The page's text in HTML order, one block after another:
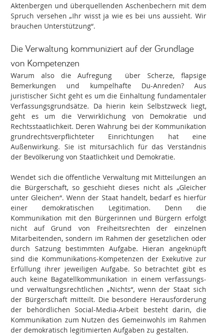
Aktenbergen und überquellenden Aschenbechern mit dem
Spruch versehen „Ihr wisst ja wie es bei uns aussieht. Wir
brauchen Unterstützung“.
Die Verwaltung kommuniziert auf der Grundlage
von Kompetenzen
Warum also die Aufregung über Scherze, flapsige
Bemerkungen und kumpelhafte Du-Anreden? Aus
juristischer Sicht geht es um die Einhaltung fundamentaler
Verfassungsgrundsätze. Da hierin kein Selbstzweck liegt,
geht es um die Verwirklichung von Demokratie und
Rechtsstaatlichkeit. Deren Wahrung bei der Kommunikation
grundrechtsverpflichteter Einrichtungen hat eine
Außenwirkung. Sie ist mitursächlich für das Verständnis
der Bevölkerung von Staatlichkeit und Demokratie.
Wendet sich die öffentliche Verwaltung mit Mitteilungen an
die Bürgerschaft, so geschieht dieses nicht als „Gleicher
unter Gleichen“. Wenn der Staat handelt, bedarf es hierfür
einer demokratischen Legitimation. Denn die
Kommunikation mit den Bürgerinnen und Bürgern erfolgt
nicht auf Grund von Freiheitsrechten der einzelnen
Mitarbeitenden, sondern im Rahmen der gesetzlichen oder
durch Satzung bestimmten Aufgabe. Hieran angeknüpft
sind die Kommunikations-Kompetenzen der Exekutive zur
Erfüllung ihrer jeweiligen Aufgabe. So betrachtet gibt es
auch keine Bagatellkommunikation in einem verfassungs-
und verwaltungsrechtlichen „Nichts“, wenn der Staat sich
der Bürgerschaft mitteilt. Die besondere Herausforderung
der behördlichen Social-Media-Arbeit besteht darin, die
Kommunikation zum Nutzen des Gemeinwohls im Rahmen
der demokratisch legitimierten Aufgaben zu gestalten.